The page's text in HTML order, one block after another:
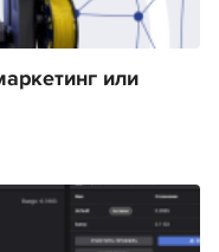
или